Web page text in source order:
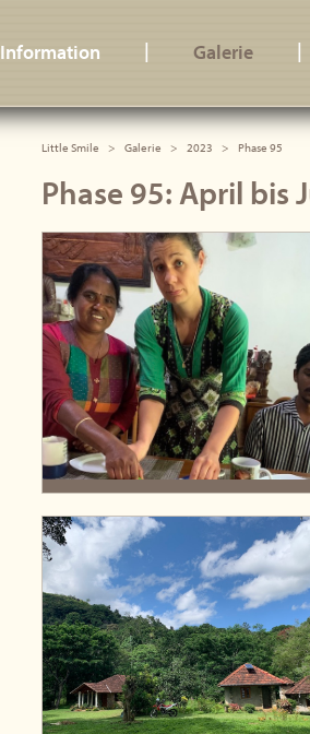
Information | Galerie |
Little Smile Galerie 2023 Phase 95
Phase 95: April bis